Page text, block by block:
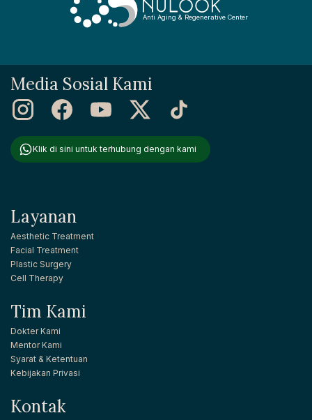
Anti Aging & Regenerative Center
Media Sosial Kami
Klik di sini untuk terhubung dengan kami
Layanan
Aesthetic Treatment
Facial Treatment
Plastic Surgery
Cell Therapy
Tim Kami
Dokter Kami
Mentor Kami
Syarat & Ketentuan
Kebijakan Privasi
Kontak